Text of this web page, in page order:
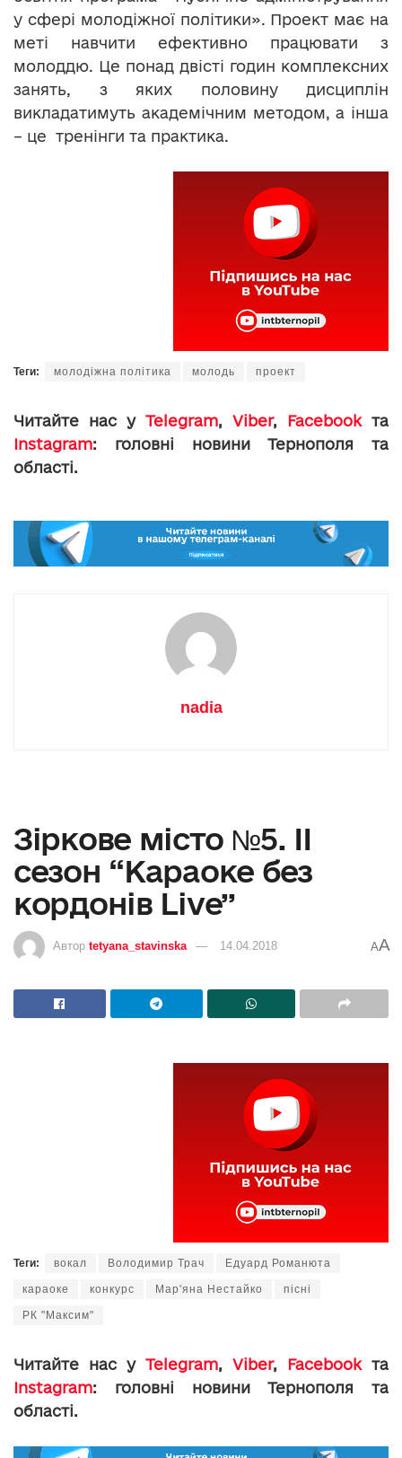
у сфері молодіжної політики». Проект має на
меті навчити ефективно працювати з
молоддю. Це понад двісті годин комплексних
занять, з яких половину дисциплін
викладатимуть академічним методом, а інша
– це тренінги та практика.
Теги: молодіжна політика молодь проект
Читайте нас у Telegram, Viber, Facebookта
Instagram: головні новини Тернополя та
області.
nadia
Зіркове місто №5. ІІ
сезон “Караоке без
кордонів Live”
Автор tetyana_stavinska 14.04.2018 AA
Теги: вокал Володимир Трач Едуард Романюта
караоке конкурс Мар'яна Нестайко пісні
РК "Максим"
Читайте нас у Telegram, Viber, Facebookта
Instagram: головні новини Тернополя та
області.